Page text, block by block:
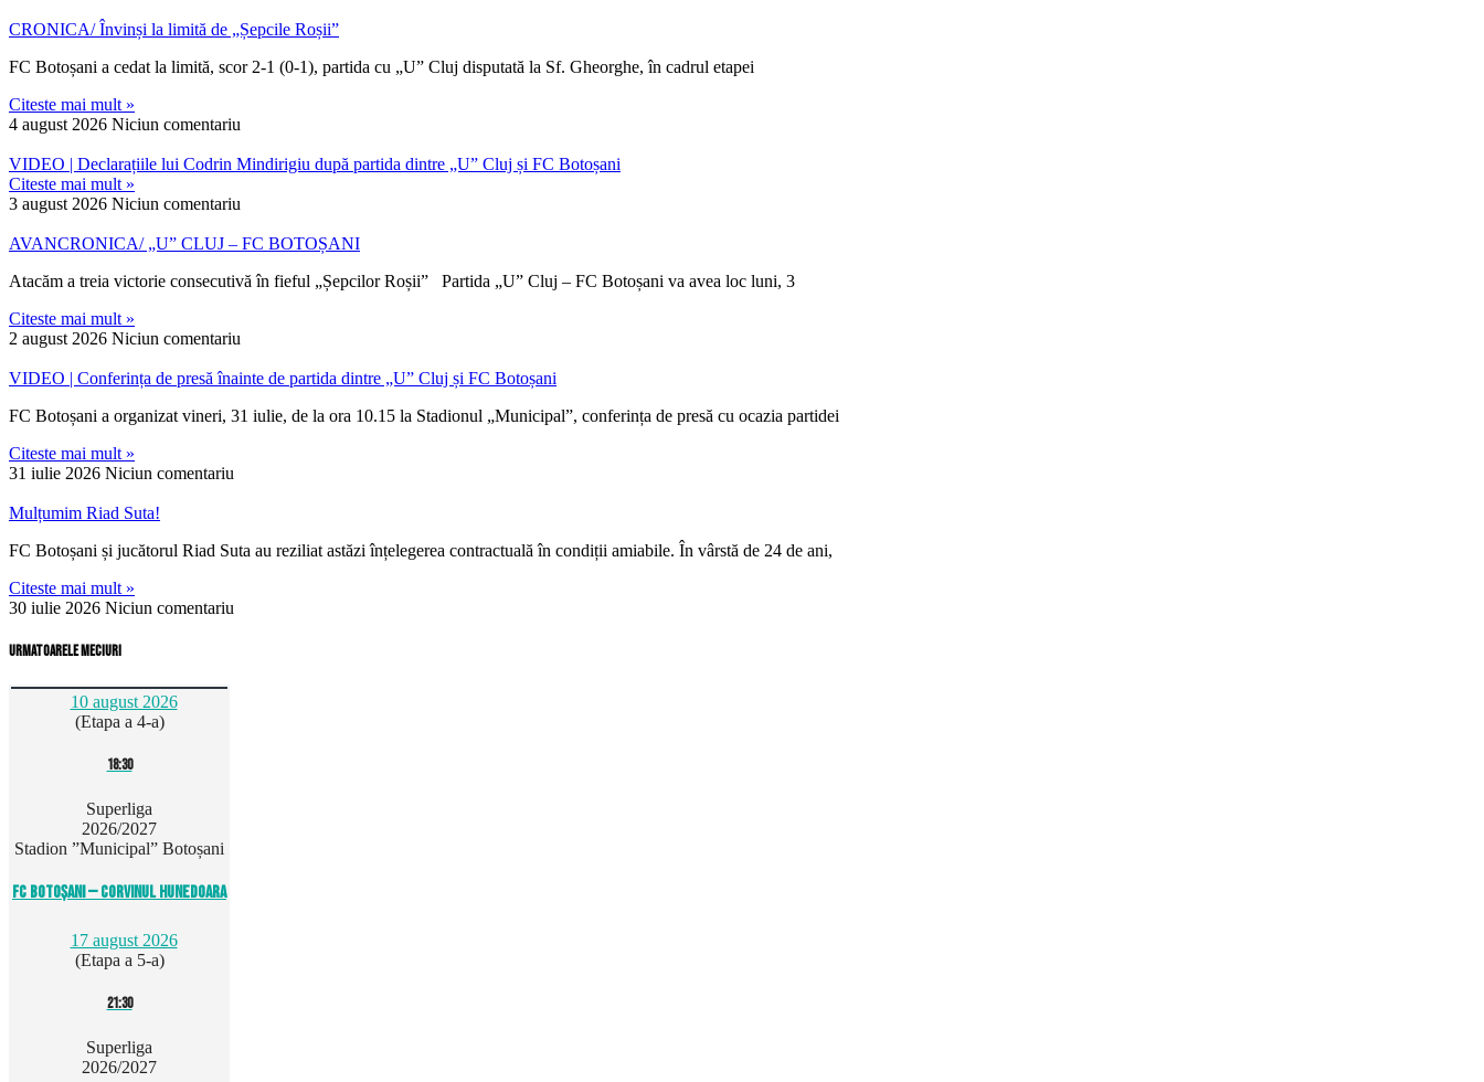
CRONICA/ Învinși la limită de „Șepcile Roșii”
FC Botoșani a cedat la limită, scor 2-1 (0-1), partida cu „U” Cluj disputată la Sf. Gheorghe, în cadrul etapei
Citeste mai mult »
4 august 2026 Niciun comentariu
VIDEO | Declarațiile lui Codrin Mindirigiu după partida dintre „U” Cluj și FC Botoșani
Citeste mai mult »
3 august 2026 Niciun comentariu
AVANCRONICA/ „U” CLUJ – FC BOTOȘANI
Atacăm a treia victorie consecutivă în fieful „Șepcilor Roșii” Partida „U” Cluj – FC Botoșani va avea loc luni, 3
Citeste mai mult »
2 august 2026 Niciun comentariu
VIDEO | Conferința de presă înainte de partida dintre „U” Cluj și FC Botoșani
FC Botoșani a organizat vineri, 31 iulie, de la ora 10.15 la Stadionul „Municipal”, conferința de presă cu ocazia partidei
Citeste mai mult »
31 iulie 2026 Niciun comentariu
Mulțumim Riad Suta!
FC Botoșani și jucătorul Riad Suta au reziliat astăzi înțelegerea contractuală în condiții amiabile. În vârstă de 24 de ani,
Citeste mai mult »
30 iulie 2026 Niciun comentariu
Urmatoarele meciuri
10 august 2026
(Etapa a 4-a)
18:30
Superliga
2026/2027
Stadion ”Municipal” Botoșani
FC Botoșani — Corvinul Hunedoara
17 august 2026
(Etapa a 5-a)
21:30
Superliga
2026/2027